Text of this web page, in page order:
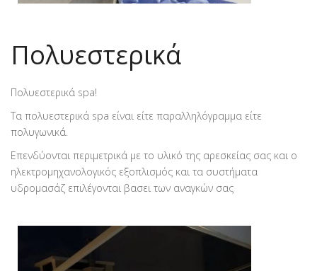
Πολυεστερικά
Πολυεστερικά spa!
Τα πολυεστερικά spa είναι είτε παραλληλόγραμμα είτε
πολυγωνικά.
Επενδύονται περιμετρικά με το υλικό της αρεσκείας σας και ο
ηλεκτρομηχανολογικός εξοπλισμός και τα συστήματα
υδρομασάζ επιλέγονται βασει των αναγκών σας